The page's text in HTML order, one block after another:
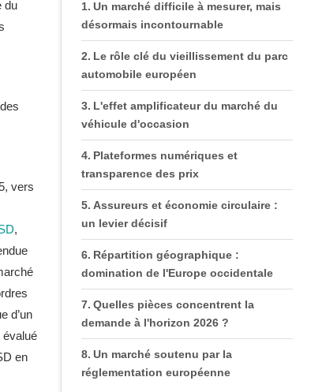
Un marché difficile à mesurer, mais
désormais incontournable
Le rôle clé du vieillissement du parc
automobile européen
L'effet amplificateur du marché du
véhicule d'occasion
Plateformes numériques et
transparence des prix
Assureurs et économie circulaire :
un levier décisif
Répartition géographique :
domination de l'Europe occidentale
Quelles pièces concentrent la
demande à l'horizon 2026 ?
Un marché soutenu par la
réglementation européenne
du
vers
,
d’un
évalué
en